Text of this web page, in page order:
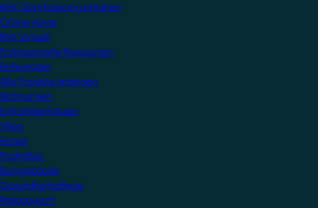
KNX-Zertifizierung erhalten
Online-Kurse
KNX Virtuell
Professionelle Ressourcen
Referenzen
Alle Projekte anzeigen
Wohnungen
Einfamilienhäuser
Villen
Hotels
Flughäfen
Bürogebäude
Gesundheitspflege
Pädagogisch